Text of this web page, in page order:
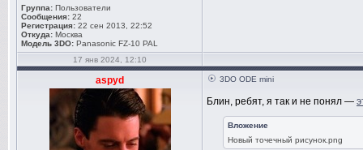
Группа: Пользователи
Сообщения: 22
Регистрация: 22 сен 2013, 22:52
Откуда: Москва
Модель 3DO: Panasonic FZ-10 PAL
17 янв 2024, 12:10
aspyd 3DO ODE mini
Блин, ребят, я так и не понял —
Вложение
Новый точечный рисунок.png